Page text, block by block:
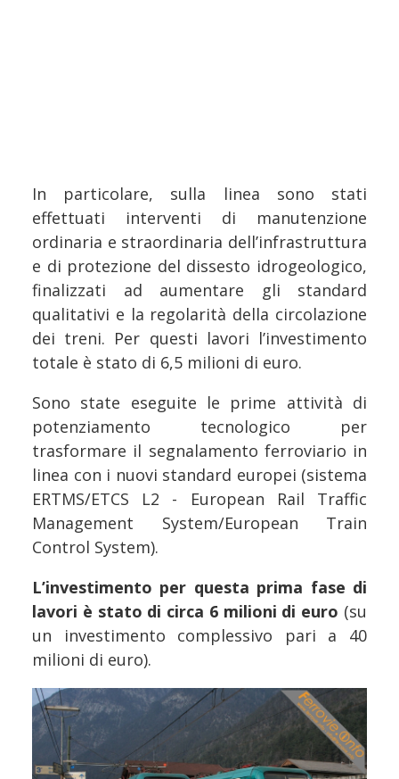
In particolare, sulla linea sono stati
effettuati interventi di manutenzione
ordinaria e straordinaria dell’infrastruttura
e di protezione del dissesto idrogeologico,
finalizzati ad aumentare gli standard
qualitativi e la regolarità della circolazione
dei treni. Per questi lavori l’investimento
totale è stato di 6,5 milioni di euro.
Sono state eseguite le prime attività di
potenziamento tecnologico per
trasformare il segnalamento ferroviario in
linea con i nuovi standard europei (sistema
ERTMS/ETCS L2 - European Rail Traffic
Management System/European Train
Control System).
L’investimento per questa prima fase di
lavori è stato di circa 6 milioni di euro (su
un investimento complessivo pari a 40
milioni di euro).